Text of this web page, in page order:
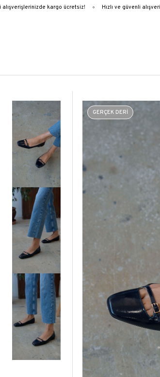
kargo ücretsiz! Hızlı ve güvenli alışveriş!
GERÇEK DERİ